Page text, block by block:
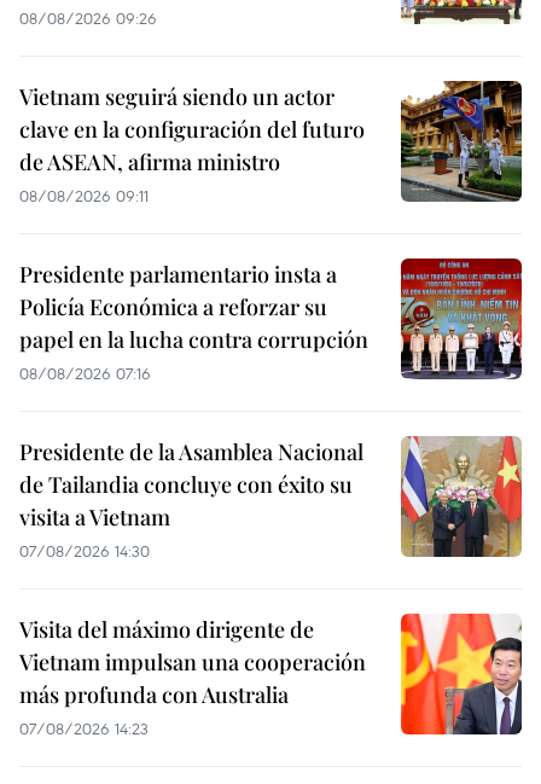
08/08/2026 09:26
Vietnam seguirá siendo un actor
clave en la configuración del futuro
de ASEAN, afirma ministro
08/08/2026 09:11
Presidente parlamentario insta a
Policía Económica a reforzar su
papel en la lucha contra corrupción
08/08/2026 07:16
Presidente de la Asamblea Nacional
de Tailandia concluye con éxito su
visita a Vietnam
07/08/2026 14:30
Visita del máximo dirigente de
Vietnam impulsan una cooperación
más profunda con Australia
07/08/2026 14:23